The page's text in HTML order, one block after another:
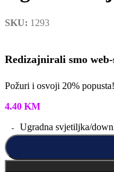
SKU: 1293
Redizajnirali smo web-
Požuri i osvoji 20% popusta!
4.40 KM
Ugradna svjetiljka/